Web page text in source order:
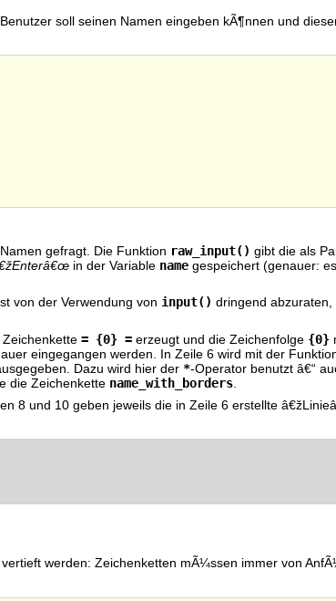
soll seinen Namen eingeben kÃ¶nnen und
gefragt. Die Funktion raw_input() gibt die als
in der Variable name gespeichert (genauer:
von der Verwendung von input() dringend
= {0} = erzeugt und die Zeichenfolge {0}
eingegangen werden. In Zeile 6 wird mit der
Dazu wird hier der *-Operator benutzt â€“
die Zeichenkette name_with_borders
8 und 10 geben jeweils die in Zeile 6 erstellte
werden: Zeichenketten mÃ¼ssen immer von